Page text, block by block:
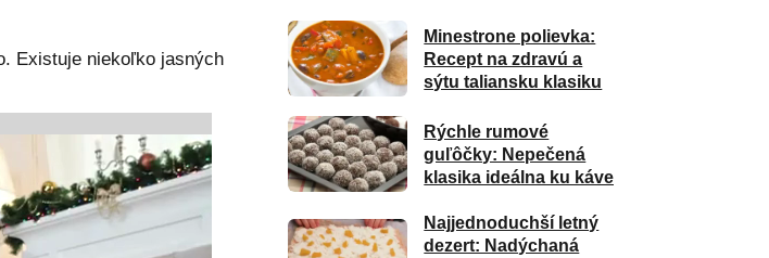
Existuje niekoľko jasných
Minestrone polievka:
Recept na zdravú a
sýtu taliansku klasiku
Rýchle rumové
guľôčky: Nepečená
klasika ideálna ku káve
Najjednoduchší letný
dezert: Nadýchaná